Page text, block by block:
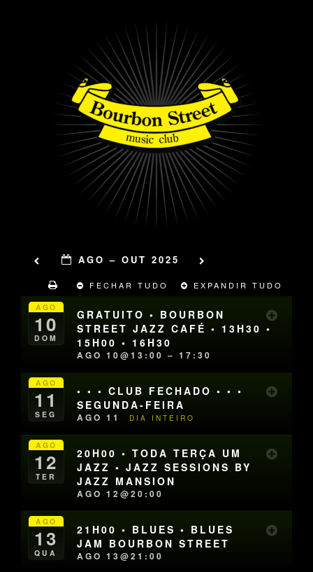
AGO – OUT 2025
FECHAR TUDO EXPANDIR TUDO
AGO
10
DOM
GRATUITO • BOURBON
STREET JAZZ CAFÉ • 13H30 •
15H00 • 16H30
AGO 10@13:00 – 17:30
AGO
11
SEG
• • • CLUB FECHADO • • •
SEGUNDA-FEIRA
AGO 11 DIA INTEIRO
AGO
12
TER
20H00 • TODA TERÇA UM
JAZZ • JAZZ SESSIONS BY
JAZZ MANSION
AGO 12@20:00
AGO
13
QUA
21H00 • BLUES • BLUES
JAM BOURBON STREET
AGO 13@21:00